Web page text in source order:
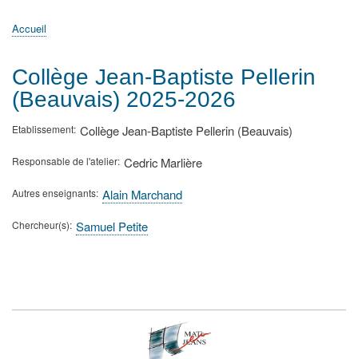
Accueil
ActualitésMATh.en.JEANS ?
Régions et Ateliers
Créer, gérer un atelier
Sujets/Publications
Congrès
d'Ariane
Accueil
Collège Jean-Baptiste Pellerin
(Beauvais) 2025-2026
Etablissement Collège Jean-Baptiste Pellerin (Beauvais)
Responsable de l'atelier Cedric Marlière
Autres enseignants Alain Marchand
Chercheur(s) Samuel Petite